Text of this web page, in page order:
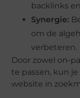
backlinks
Synergie:
om de
verbeteren.
Door zowel on-
te passen, kun
website in